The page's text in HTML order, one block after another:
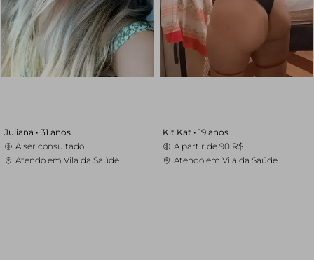
Juliana • 31 anos
A ser consultado
Atendo em Vila da Saúde
Kit Kat • 19 anos
A partir de 90 R$
Atendo em Vila da Saúde